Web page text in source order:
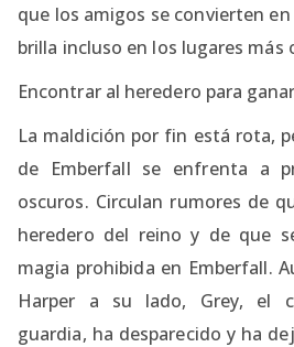
que los amigos se convierten
brilla incluso en los lugares más
Encontrar al heredero para
La maldición por fin está rota,
de Emberfall se enfrenta a
oscuros. Circulan rumores de
heredero del reino y de que
magia prohibida en Emberfall.
Harper a su lado, Grey, el
guardia, ha desparecido y ha